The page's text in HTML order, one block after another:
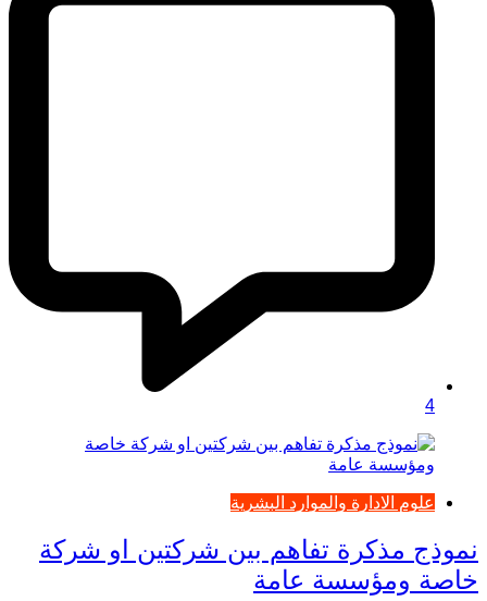
4
علوم الادارة والموارد البشرية
نموذج مذكرة تفاهم بين شركتين او شركة
خاصة ومؤسسة عامة